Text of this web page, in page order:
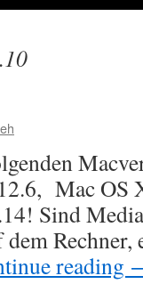
Mac OS
Sind
dem
reading